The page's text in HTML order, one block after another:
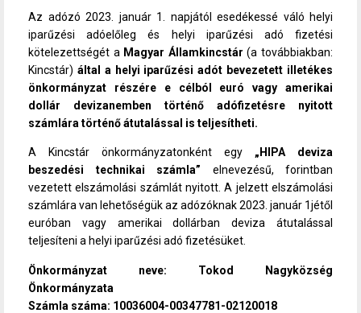
Az adózó 2023. január 1. napjától esedékessé váló helyi
iparűzési adóelőleg és helyi iparűzési adó fizetési
kötelezettségét a Magyar Államkincstár (a továbbiakban:
Kincstár) által a helyi iparűzési adót bevezetett illetékes
önkormányzat részére e célból euró vagy amerikai
dollár devizanemben történő adófizetésre nyitott
számlára történő átutalással is teljesítheti.
A Kincstár önkormányzatonként egy „HIPA deviza
beszedési technikai számla” elnevezésű, forintban
vezetett elszámolási számlát nyitott. A jelzett elszámolási
számlára van lehetőségük az adózóknak 2023. január 1jétől
euróban vagy amerikai dollárban deviza átutalással
teljesíteni a helyi iparűzési adó fizetésüket.
Önkormányzat neve: Tokod Nagyközség
Önkormányzata
Számla száma: 10036004-00347781-02120018